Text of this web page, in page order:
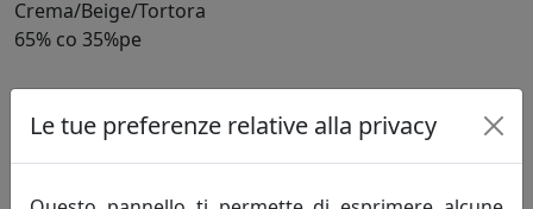
Crema/Beige/Tortora
65% co 35%pe
Informazioni sul brand
Siamo una giovane azienda italiana che
pensa e produce la sue collezioni di
Le tue preferenze relative alla privacy